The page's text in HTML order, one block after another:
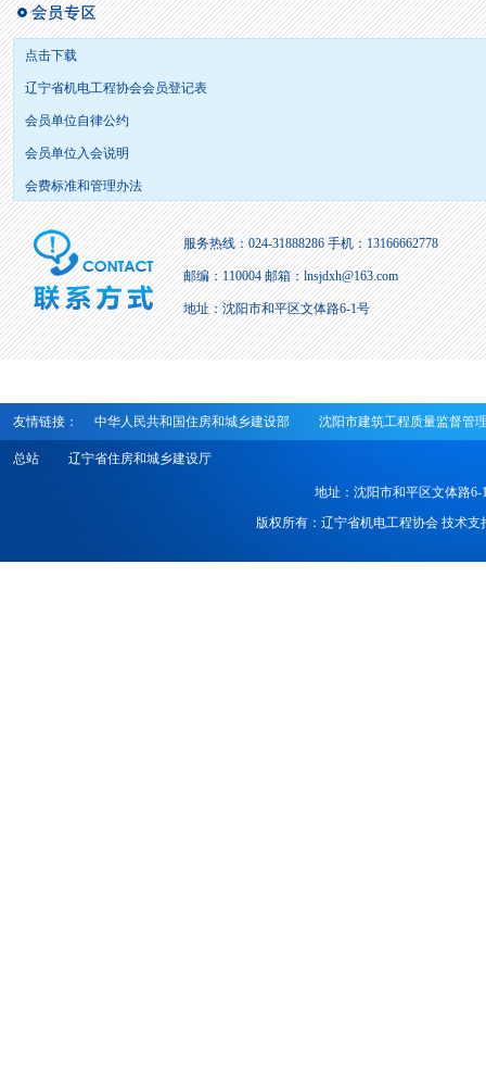
点击下载
辽宁省机电工程协会会员登记表
会员单位自律公约
会员单位入会说明
会费标准和管理办法
服务热线：024-31888286 手机：13166662778
邮编：110004 邮箱：lnsjdxh@163.com
地址：沈阳市和平区文体路6-1号
友情链接： 中华人民共和国住房和城乡建设部 沈阳市建筑工程质量监督管
总站 辽宁省住房和城乡建设厅
地址：沈阳市和平区文体路
版权所有：辽宁省机电工程协会 技术支